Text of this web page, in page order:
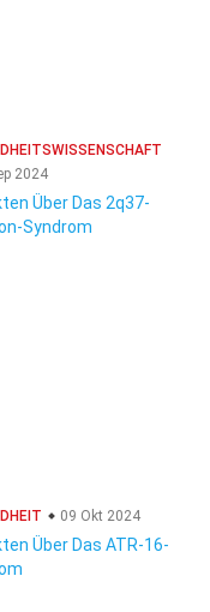
2024
Über Das 2q37-
Syndrom
09 Okt 2024
Über Das ATR-16-